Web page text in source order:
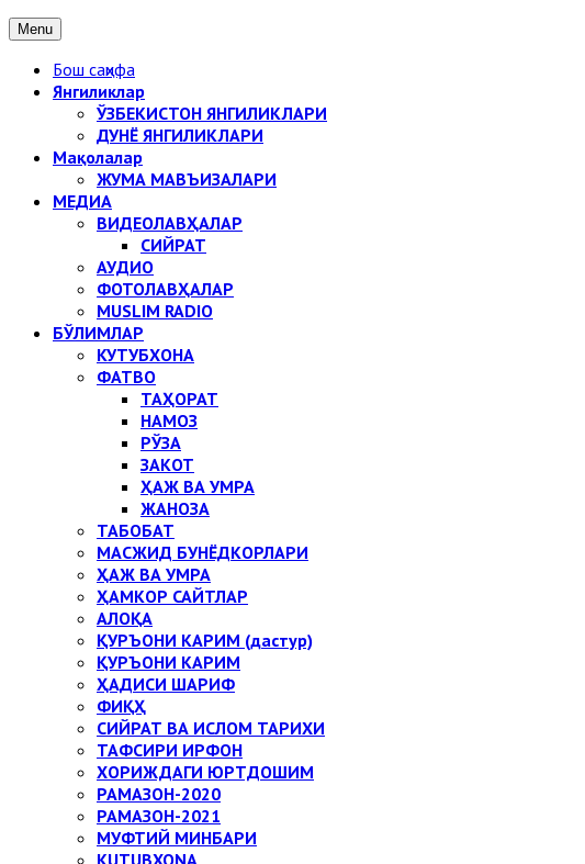
Menu
Бош саҳифа
Янгиликлар
ЎЗБЕКИСТОН ЯНГИЛИКЛАРИ
ДУНЁ ЯНГИЛИКЛАРИ
Мақолалар
ЖУМА МАВЪИЗАЛАРИ
МЕДИА
ВИДЕОЛАВҲАЛАР
СИЙРАТ
АУДИО
ФОТОЛАВҲАЛАР
MUSLIM RADIO
БЎЛИМЛАР
КУТУБХОНА
ФАТВО
ТАҲОРАТ
НАМОЗ
РЎЗА
ЗАКОТ
ҲАЖ ВА УМРА
ЖАНОЗА
ТАБОБАТ
МАСЖИД БУНЁДКОРЛАРИ
ҲАЖ ВА УМРА
ҲАМКОР САЙТЛАР
АЛОҚА
ҚУРЪОНИ КАРИМ (дастур)
ҚУРЪОНИ КАРИМ
ҲАДИСИ ШАРИФ
ФИҚҲ
СИЙРАТ ВА ИСЛОМ ТАРИХИ
ТАФСИРИ ИРФОН
ХОРИЖДАГИ ЮРТДОШИМ
РАМАЗОН-2020
РАМАЗОН-2021
МУФТИЙ МИНБАРИ
KUTUBXONA